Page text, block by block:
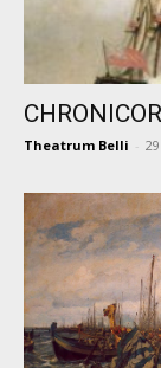
Theatrum Belli -